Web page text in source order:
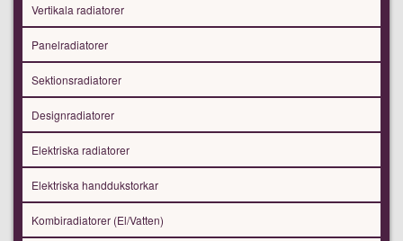
Vertikala radiatorer
Panelradiatorer
Sektionsradiatorer
Designradiatorer
Elektriska radiatorer
Elektriska handdukstorkar
Kombiradiatorer (El/Vatten)